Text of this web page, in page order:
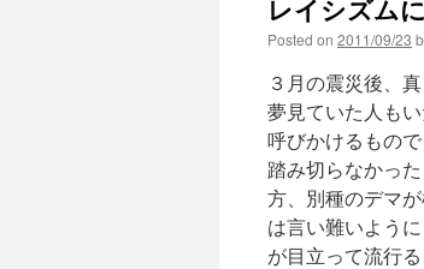
レイシズム
Posted on 2011/09/23
３月の震災後、
夢見ていた人も
呼びかけるもの
踏み切らなかっ
方、別種のデマ
は言い難いよう
が目立って流行